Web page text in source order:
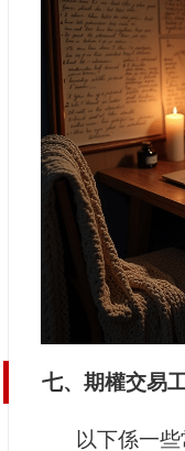
七、期權交易
以下係一些